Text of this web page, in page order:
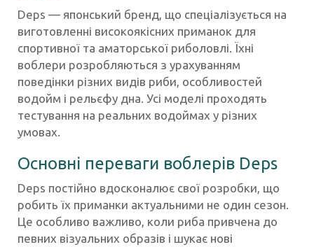
Deps — японський бренд, що спеціалізується на
виготовленні високоякісних приманок для
спортивної та аматорської риболовлі. Їхні
воблери розробляються з урахуванням
поведінки різних видів риби, особливостей
водойм і рельєфу дна. Усі моделі проходять
тестування на реальних водоймах у різних
умовах.
Основні переваги воблерів Deps
Deps постійно вдосконалює свої розробки, що
робить їх приманки актуальними не один сезон.
Це особливо важливо, коли риба привчена до
певних візуальних образів і шукає нові